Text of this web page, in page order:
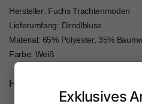
Hersteller: Fuchs Trachtenmoden
Lieferumfang: Dirndlbluse
Material: 65% Polyester, 35%
Farbe: Weiß
Herstellerinformationen
Exklusives